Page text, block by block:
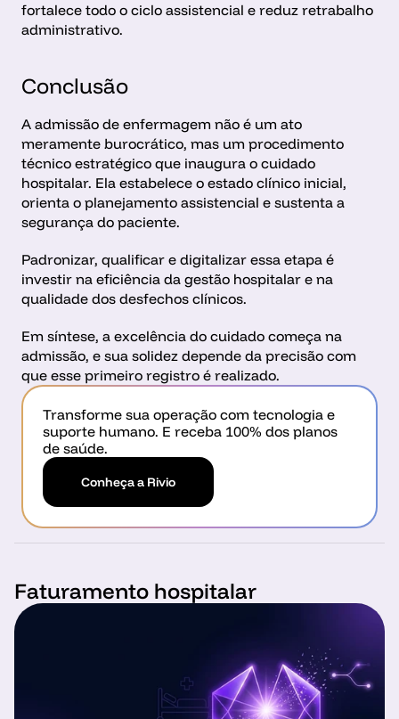
fortalece todo o ciclo assistencial e reduz retrabalho
administrativo.
Conclusão
A admissão de enfermagem não é um ato
meramente burocrático, mas um procedimento
técnico estratégico que inaugura o cuidado
hospitalar. Ela estabelece o estado clínico inicial,
orienta o planejamento assistencial e sustenta a
segurança do paciente.
Padronizar, qualificar e digitalizar essa etapa é
investir na eficiência da gestão hospitalar e na
qualidade dos desfechos clínicos.
Em síntese, a excelência do cuidado começa na
admissão, e sua solidez depende da precisão com
que esse primeiro registro é realizado.
Transforme sua operação com tecnologia e
suporte humano. E receba 100% dos planos
de saúde.
Conheça a Rivio
Faturamento hospitalar